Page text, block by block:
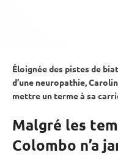
Éloignée des pistes de
d’une neuropathie,
mettre un terme à sa
Malgré les
Colombo n’a